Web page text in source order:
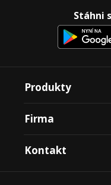
Stáhni
Produkty
Firma
Kontakt